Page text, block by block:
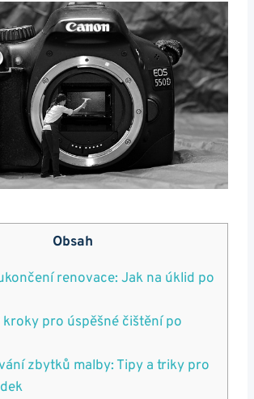
Obsah
renovace: Jak na úklid po
kroky pro úspěšné čištění po
zbytků malby: Tipy a triky pro